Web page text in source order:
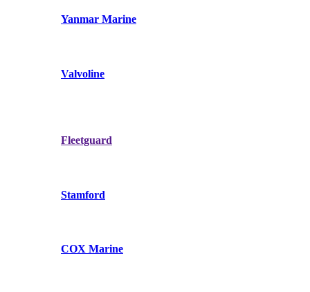
Yanmar Marine
Valvoline
Fleetguard
Stamford
COX Marine